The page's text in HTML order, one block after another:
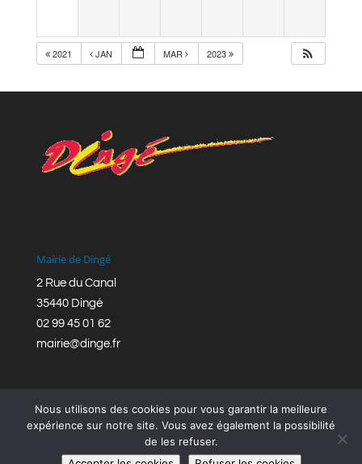
2021 JAN MAR 2023
Mairie de Dingé
2 Rue du Canal
35440 Dingé
02 99 45 01 62
mairie@dinge.fr
Réalisation © Mairie de Dingé,Bretagne Romantique
Nous utilisons des cookies pour vous garantir la meilleure
expérience sur notre site. Vous avez également la possibilité
de les refuser.